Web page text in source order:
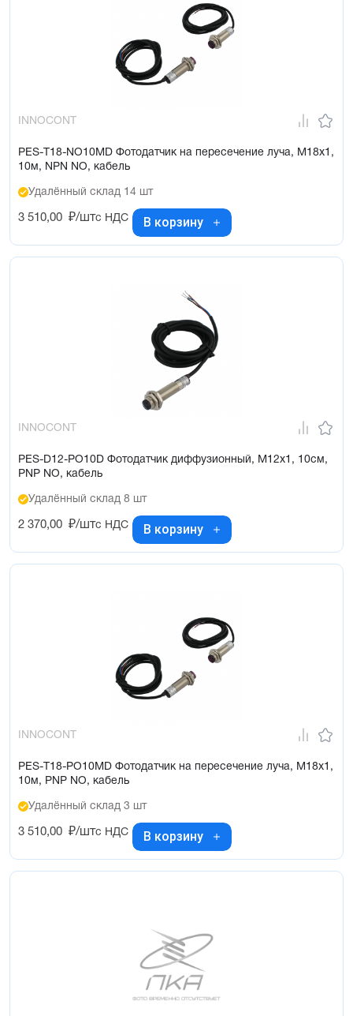
INNOCONT
PES-T18-NO10MD Фотодатчик на пересечение луча, М18х1,
10м, NPN NO, кабель
Удалённый склад 14 шт
3 510,00 ₽/штс НДС В корзину
INNOCONT
PES-D12-PO10D Фотодатчик диффузионный, М12х1, 10см,
PNP NO, кабель
Удалённый склад 8 шт
2 370,00 ₽/штс НДС В корзину
INNOCONT
PES-T18-PO10MD Фотодатчик на пересечение луча, М18х1,
10м, PNP NO, кабель
Удалённый склад 3 шт
3 510,00 ₽/штс НДС В корзину